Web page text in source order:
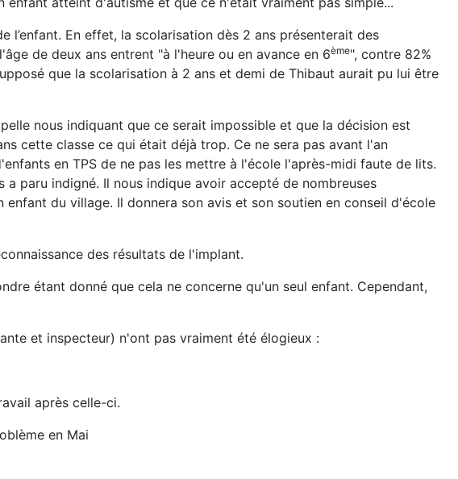
En effet, la scolarisation dès 2 ans présenterait des
de deux ans entrent "à l'heure ou en avance en 6ème", contre 82%
que la scolarisation à 2 ans et demi de Thibaut aurait pu lui être
nous indiquant que ce serait impossible et que la décision est
cette classe ce qui était déjà trop. Ce ne sera pas avant l'an
en TPS de ne pas les mettre à l'école l'après-midi faute de lits.
paru indigné. Il nous indique avoir accepté de nombreuses
du village. Il donnera son avis et son soutien en conseil d'école
des résultats de l'implant.
étant donné que cela ne concerne qu'un seul enfant. Cependant,
et inspecteur) n'ont pas vraiment été élogieux :
après celle-ci.
en Mai